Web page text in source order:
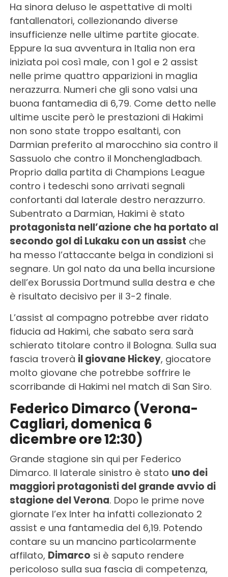
Ha sinora deluso le aspettative di molti
fantallenatori, collezionando diverse
insufficienze nelle ultime partite giocate.
Eppure la sua avventura in Italia non era
iniziata poi così male, con 1 gol e 2 assist
nelle prime quattro apparizioni in maglia
nerazzurra. Numeri che gli sono valsi una
buona fantamedia di 6,79. Come detto nelle
ultime uscite però le prestazioni di Hakimi
non sono state troppo esaltanti, con
Darmian preferito al marocchino sia contro il
Sassuolo che contro il Monchengladbach.
Proprio dalla partita di Champions League
contro i tedeschi sono arrivati segnali
confortanti dal laterale destro nerazzurro.
Subentrato a Darmian, Hakimi è stato
protagonista nell’azione che ha portato al
secondo gol di Lukaku con un assist che
ha messo l’attaccante belga in condizioni si
segnare. Un gol nato da una bella incursione
dell’ex Borussia Dortmund sulla destra e che
è risultato decisivo per il 3-2 finale.
L’assist al compagno potrebbe aver ridato
fiducia ad Hakimi, che sabato sera sarà
schierato titolare contro il Bologna. Sulla sua
fascia troverà il giovane Hickey, giocatore
molto giovane che potrebbe soffrire le
scorribande di Hakimi nel match di San Siro.
Federico Dimarco (Verona-
Cagliari, domenica 6
dicembre ore 12:30)
Grande stagione sin qui per Federico
Dimarco. Il laterale sinistro è stato uno dei
maggiori protagonisti del grande avvio di
stagione del Verona. Dopo le prime nove
giornate l’ex Inter ha infatti collezionato 2
assist e una fantamedia del 6,19. Potendo
contare su un mancino particolarmente
affilato, Dimarco si è saputo rendere
pericoloso sulla sua fascia di competenza,